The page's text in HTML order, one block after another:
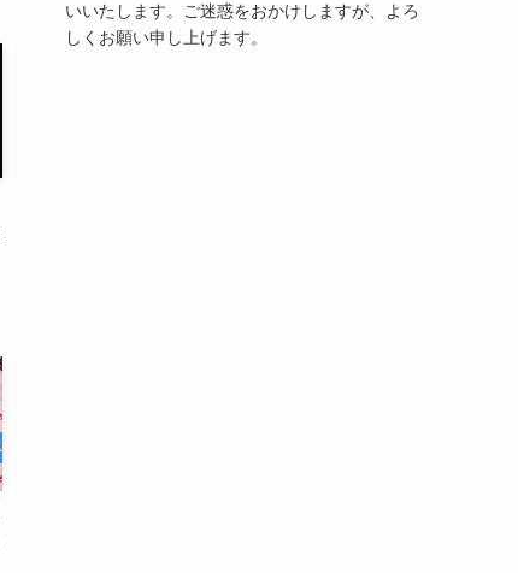
いいたします。ご迷惑をおかけしますが、よろ
しくお願い申し上げます。